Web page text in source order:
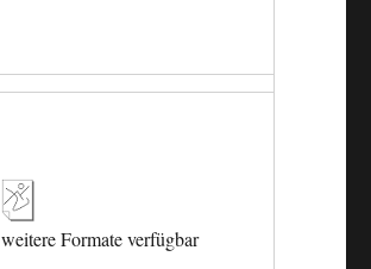
weitere Formate verfügbar